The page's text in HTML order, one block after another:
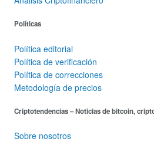
Políticas
Política editorial
Política de verificación
Política de correcciones
Metodología de precios
Criptotendencias – Noticias de bitcoin,
Sobre nosotros